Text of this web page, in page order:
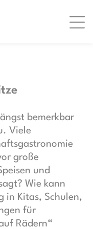
bemerkbar
Viele
große
und
Wie kann
in Kitas, Schulen,
für
Rädern“